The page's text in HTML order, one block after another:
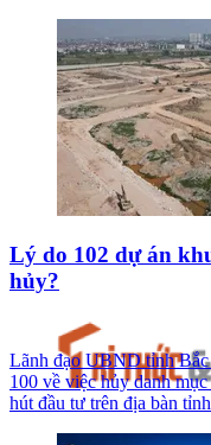
Lý do 102 dự án
hủy?
Lãnh đạo UBND tỉnh
100 về việc hủy danh
hút đầu tư trên địa bàn